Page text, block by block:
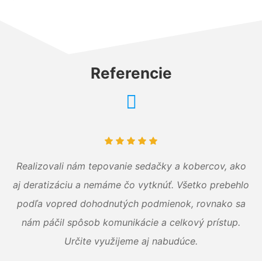
Referencie
Realizovali nám tepovanie sedačky a kobercov, ako
aj deratizáciu a nemáme čo vytknúť. Všetko prebehlo
podľa vopred dohodnutých podmienok, rovnako sa
nám páčil spôsob komunikácie a celkový prístup.
Určite využijeme aj nabudúce.